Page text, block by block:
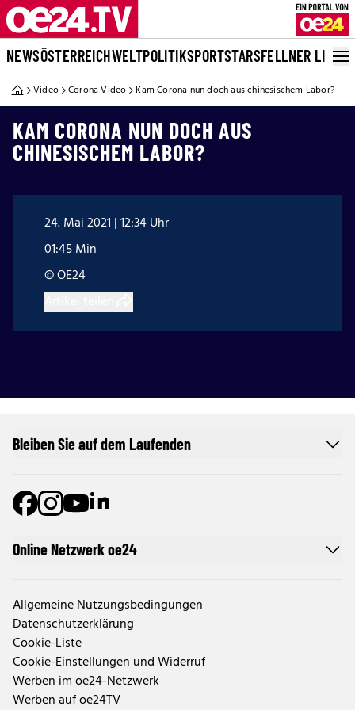
NEWSÖSTERREICHWELTPOLITIKSPORTSTARSFELLNER LIVE
Video Corona Video Kam Corona nun doch aus chinesischem Labor?
KAM CORONA NUN DOCH AUS
CHINESISCHEM LABOR?
24. Mai 2021 | 12:34 Uhr
01:45 Min
© OE24
Online Netzwerk oe24
Allgemeine Nutzungsbedingungen
Datenschutzerklärung
Cookie-Liste
Cookie-Einstellungen und Widerruf
Werben im oe24-Netzwerk
Werben auf oe24TV
Bleiben Sie auf dem Laufenden